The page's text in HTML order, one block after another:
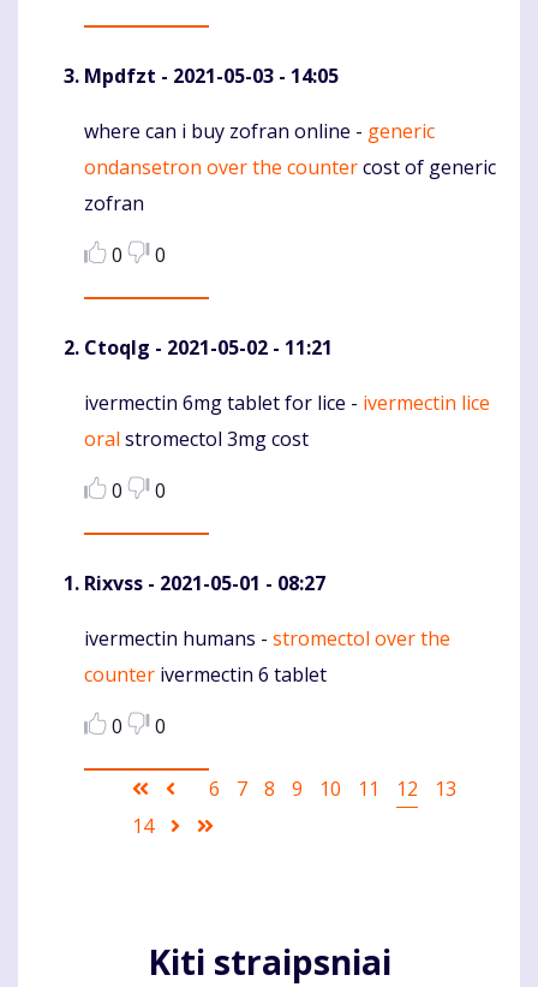
Mpdfzt - 2021-05-03 - 14:05
Komentaras
where can i buy zofran online - generic
ondansetron over the countercost of generic
zofran
0
0
Ctoqlg - 2021-05-02 - 11:21
Komentaras
ivermectin 6mg tablet for lice - ivermectin lice
oral stromectol 3mg cost
0
0
Rixvss - 2021-05-01 - 08:27
Komentaras
ivermectin humans - stromectol over the
counter ivermectin 6 tablet
0
0
Pagination
First
page
Ankstesnis
puslapis
Puslapis
6 Puslapis
7 Puslapis
8 Puslapis
9 Puslapis
10 Puslapis
11
Current
12 Puslapis
13
Puslapis
14
Sekantis
Kiti straipsniai